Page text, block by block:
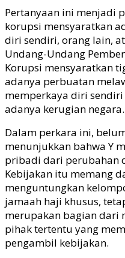
Pertanyaan ini menjadi
korupsi mensyaratkan
diri sendiri, orang lain,
Undang-Undang
Korupsi mensyaratkan
adanya perbuatan
memperkaya diri
adanya kerugian negara.
Dalam perkara ini,
menunjukkan bahwa Y
pribadi dari perubahan
Kebijakan itu memang
menguntungkan
jamaah haji khusus,
merupakan bagian dari
pihak tertentu yang
pengambil kebijakan.